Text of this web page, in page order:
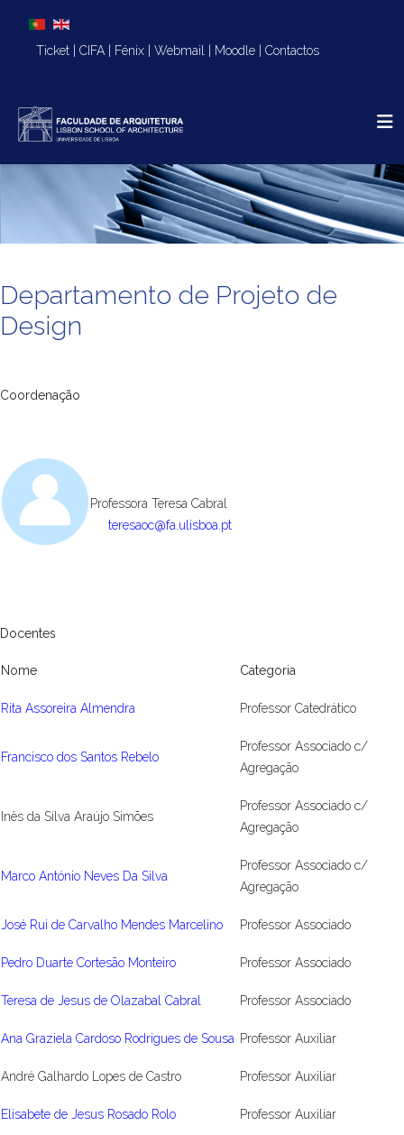
Escolha o seu idioma
Ticket CIFA Fénix Webmail Moodle Contactos
Departamento de Projeto de
Design
Coordenação
Professora Teresa Cabral
teresaoc@fa.ulisboa.pt
Docentes
Nome Categoria
Rita Assoreira Almendra Professor Catedrático
Francisco dos Santos Rebelo
Professor Associado c/
Agregação
Inês da Silva Araújo Simões
Professor Associado c/
Agregação
Marco António Neves Da Silva
Professor Associado c/
Agregação
José Rui de Carvalho Mendes Marcelino Professor Associado
Pedro Duarte Cortesão Monteiro Professor Associado
Teresa de Jesus de Olazabal Cabral Professor Associado
Ana Graziela Cardoso Rodrigues de Sousa Professor Auxiliar
André Galhardo Lopes de Castro Professor Auxiliar
Elisabete de Jesus Rosado Rolo Professor Auxiliar